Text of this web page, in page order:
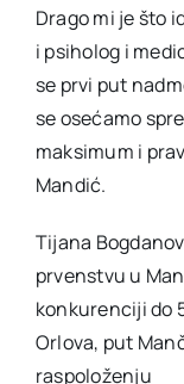
Drago mi je što
i psiholog i
se prvi put
se osećamo
maksimum i
Mandić.
Tijana
prvenstvu u
konkurenciji do
Orlova, put
raspoloženju